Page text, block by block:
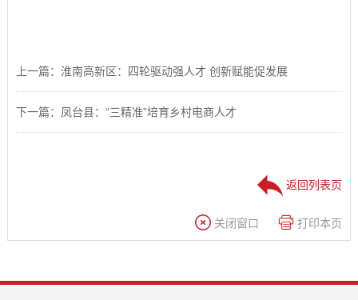
上一篇：淮南高新区：四轮驱动强人才 创新赋能促发展
下一篇：凤台县：“三精准”培育乡村电商人才
返回列表页
关闭窗口 打印本页